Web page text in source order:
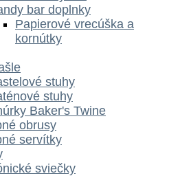
bar doplnky
Papierové vrecúška a
kornútky
stuhy
stuhy
Baker's Twine
obrusy
servítky
sviečky